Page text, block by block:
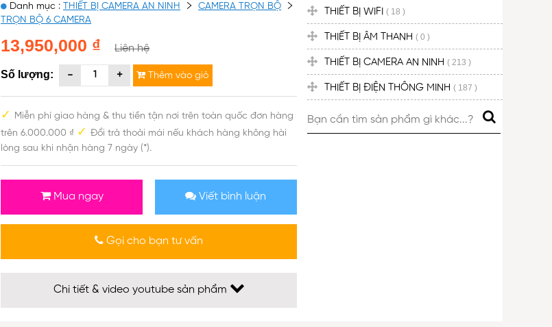
Danh mục : THIẾT BỊ CAMERA AN NINH
CAMERA TRỌN BỘ
TRỌN BỘ 6 CAMERA
13,950,000 ₫ Liên hệ
Số lượng: Thêm vào giỏ
✓
Miễn phí giao hàng & thu tiền tận nơi trên toàn quốc đơn hàng
trên 6.000.000 ₫ ✓ Đổi trả thoải mái nếu khách hàng không hài
lòng sau khi nhận hàng 7 ngày (*).
Mua ngay Viết bình luận
Gọi cho bạn tư vấn
Chi tiết & video youtube sản phẩm
THIẾT BỊ WIFI ( 18 )
THIẾT BỊ ÂM THANH ( 0 )
THIẾT BỊ CAMERA AN NINH ( 213 )
THIẾT BỊ ĐIỆN THÔNG MINH ( 187 )